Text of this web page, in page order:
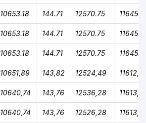
10653.18 144.71 12570.75
10653.18 144.71 12570.75
10653.18 144.71 12570.75
10651,89 143,82 12524,49
10640,74 143,76 12536,28
10640,74 143,76 12526,28